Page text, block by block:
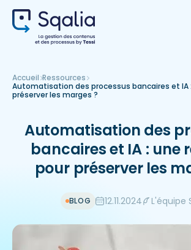
Accueil Ressources
Automatisation des processus bancaires et IA
préserver les marges ?
Automatisation des
bancaires et IA : une
pour préserver les
BLOG 12.11.2024 L'équipe